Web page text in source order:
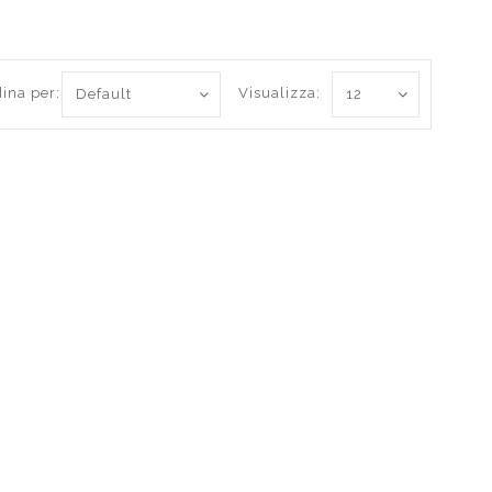
Visualizza:
per: